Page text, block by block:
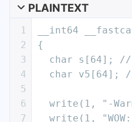
PLAINTEXT
1
2
3
4
5
6
7
__int64
{
char s[64];
char v5[64];
write(1, "-
write(1,